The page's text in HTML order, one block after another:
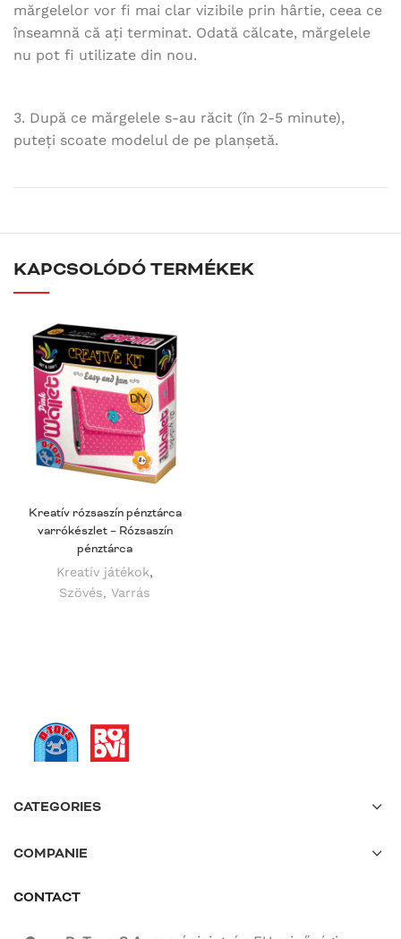
mărgelelor vor fi mai clar vizibile prin hârtie, ceea ce
înseamnă că ați terminat. Odată călcate, mărgelele
nu pot fi utilizate din nou.
3. După ce mărgelele s-au răcit (în 2-5 minute),
puteți scoate modelul de pe planșetă.
KAPCSOLÓDÓ TERMÉKEK
Kreatív rózsaszín pénztárca
varrókészlet – Rózsaszín
pénztárca
Kreatív játékok,
Szövés, Varrás
CATEGORIES
COMPANIE
CONTACT